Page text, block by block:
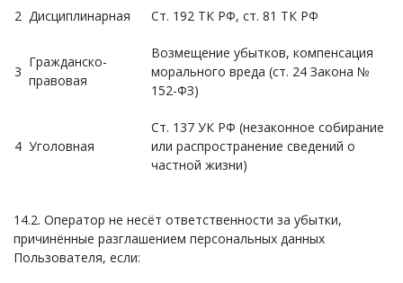
2 Дисциплинарная Ст. 192 ТК РФ, ст. 81 ТК РФ
3
Гражданско-
правовая
Возмещение убытков, компенсация
морального вреда (ст. 24 Закона №
152-ФЗ)
4 Уголовная
Ст. 137 УК РФ (незаконное собирание
или распространение сведений о
частной жизни)
14.2. Оператор не несёт ответственности за убытки,
причинённые разглашением персональных данных
Пользователя, если: